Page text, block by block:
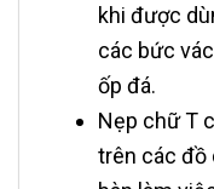
khi được
các bức
ốp đá.
Nẹp chữ T
trên các đồ